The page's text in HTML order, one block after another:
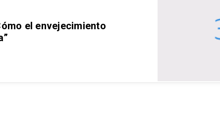
el envejecimiento